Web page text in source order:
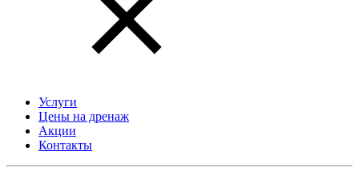
Услуги
Цены на дренаж
Акции
Контакты